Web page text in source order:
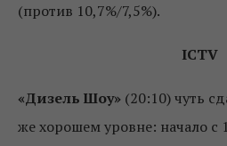
(против 10,7%/7,5%).
ICTV
«Дизель Шоу» (20:10) чуть
же хорошем уровне: начало с